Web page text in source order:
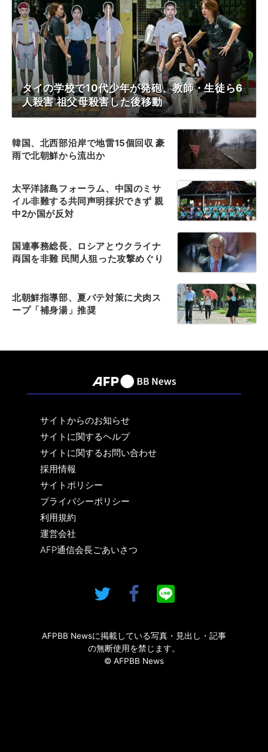
タイの学校で10代少年が発砲、教師・生徒ら6
人殺害 祖父母殺害した後移動
韓国、北西部沿岸で地雷15個回収 豪
雨で北朝鮮から流出か
太平洋諸島フォーラム、中国のミサ
イル非難する共同声明採択できず 親
中2か国が反対
国連事務総長、ロシアとウクライナ
両国を非難 民間人狙った攻撃めぐり
北朝鮮指導部、夏バテ対策に犬肉ス
ープ「補身湯」推奨
サイトからのお知らせ
サイトに関するヘルプ
サイトに関するお問い合わせ
採用情報
サイトポリシー
プライバシーポリシー
利用規約
運営会社
AFP通信会長ごあいさつ
AFPBB Newsに掲載している写真・見出し・記事
の無断使用を禁じます。
© AFPBB News